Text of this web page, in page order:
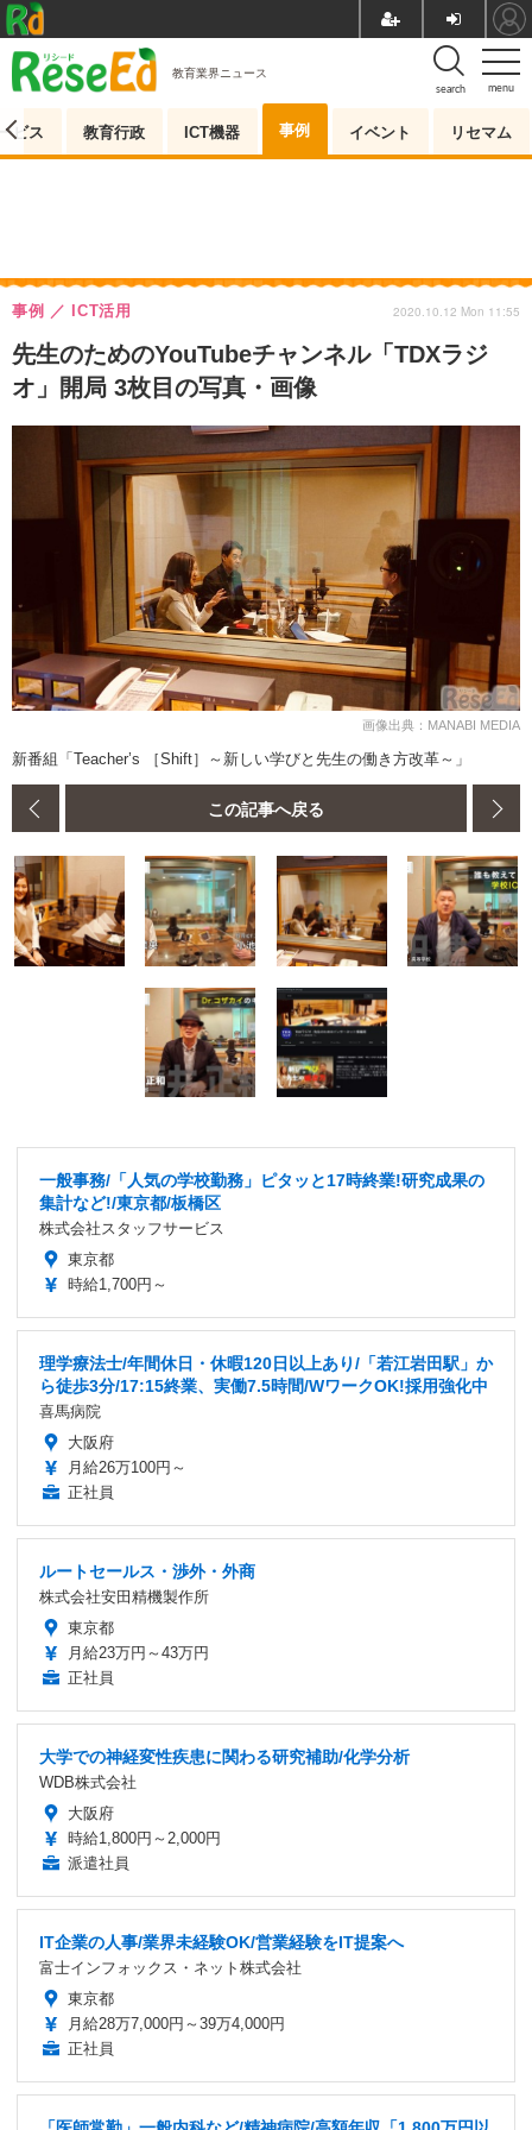
menu
search
教育業界ニュース
ビス 教育行政 ICT機器 事例 イベント リセマム
先生のためのYouTubeチャンネル「TDXラジ
オ」開局 3枚目の写真・画像
事例 ICT活用 2020.10.12 Mon 11:55
画像出典：MANABI MEDIA
新番組「Teacher’s ［Shift］～新しい学びと先生の働き方改革～」
この記事へ戻る
一般事務/「人気の学校勤務」ピタッと17時終業!研究成果の
集計など!/東京都/板橋区
株式会社スタッフサービス
東京都
時給1,700円～
理学療法士/年間休日・休暇120日以上あり/「若江岩田駅」か
ら徒歩3分/17:15終業、実働7.5時間/WワークOK!採用強化中
喜馬病院
大阪府
月給26万100円～
正社員
ルートセールス・渉外・外商
株式会社安田精機製作所
東京都
月給23万円～43万円
正社員
大学での神経変性疾患に関わる研究補助/化学分析
WDB株式会社
大阪府
時給1,800円～2,000円
派遣社員
IT企業の人事/業界未経験OK/営業経験をIT提案へ
富士インフォックス・ネット株式会社
東京都
月給28万7,000円～39万4,000円
正社員